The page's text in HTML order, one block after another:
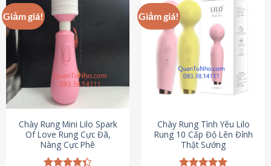
nhiều
biến
thể.
Các
chọn
thể
chọn
trên
trang
sản
Giảm giá!
Chày Rung Mini Lilo Spark
Of Love Rung Cực Đã,
Nàng Cực Phê
Giảm giá!
Chày Rung Tình Yêu Lilo
Rung 10 Cấp Độ Lên Đỉnh
Thật Sướng